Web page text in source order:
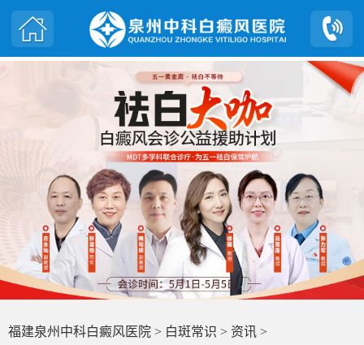
福建泉州中科白癜风医院 > 白斑常识 > 资讯 >